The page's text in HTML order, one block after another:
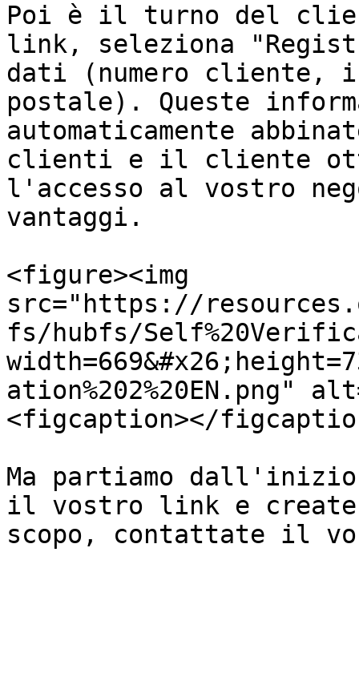
Poi è il turno del
link, seleziona
dati (numero cliente,
postale). Queste
automaticamente
clienti e il cliente
l'accesso al vostro
vantaggi.
<figure><img
src="https://
fs/hubfs/
ation%202%20EN.png"
<figcaption></
Ma partiamo
il vostro link e create